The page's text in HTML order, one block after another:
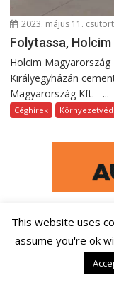
2023. május 11.
Folytassa,
Holcim
Királyegyházán
Magyarország Kft. –...
Céghírek
This website uses
assume you're ok